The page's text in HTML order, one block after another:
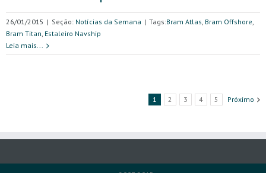
26/01/2015 | Seção: Notícias da Semana | Tags:Bram Atlas, Bram Offshore,
Bram Titan, Estaleiro Navship
Leia mais...
1 2 3 4 5 Próximo